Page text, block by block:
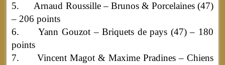
5. Arnaud Roussille – Brunos & Porcelaines (47)
– 206 points
6. Yann Gouzot – Briquets de pays (47) – 180
points
7. Vincent Magot & Maxime Pradines – Chiens